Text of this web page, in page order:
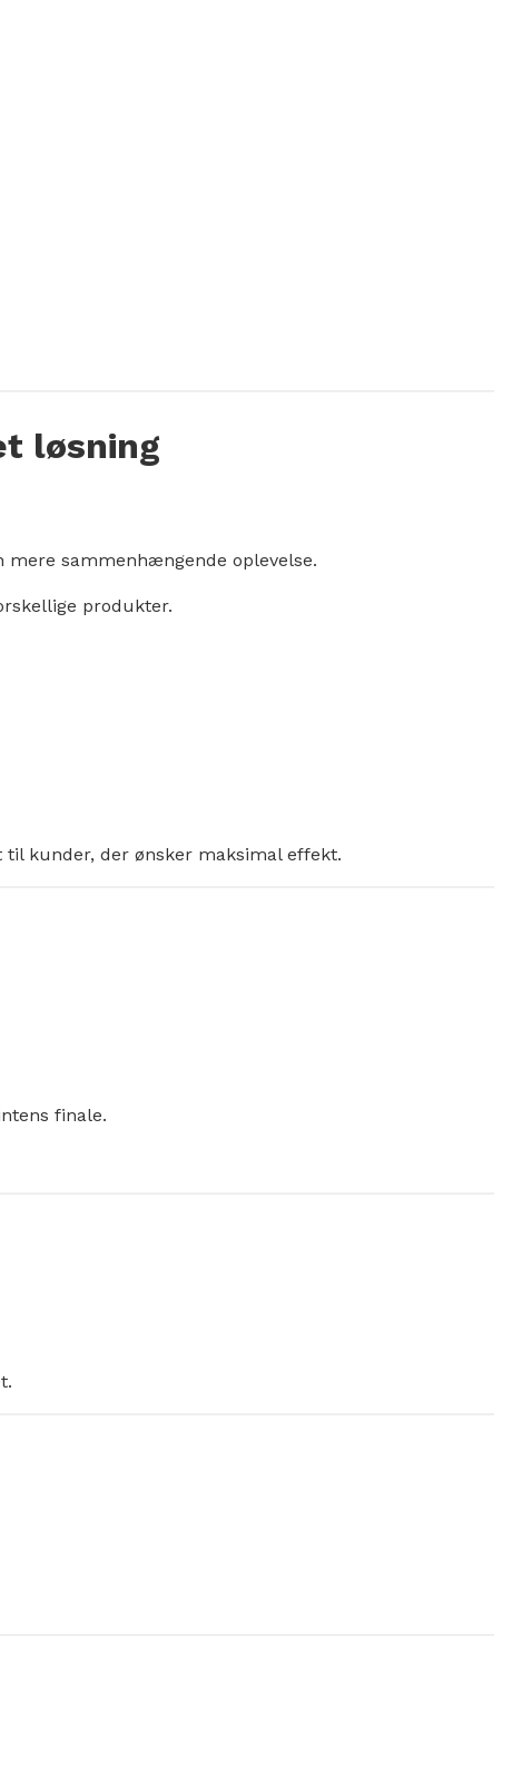
løsning
sammenhængende oplevelse.
produkter.
til kunder, der ønsker maksimal effekt.
finale.